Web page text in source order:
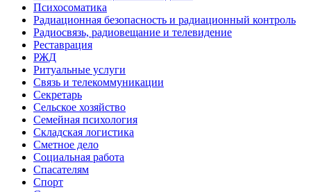
Психосоматика
Радиационная безопасность и радиационный контроль
Радиосвязь, радиовещание и телевидение
Реставрация
РЖД
Ритуальные услуги
Связь и телекоммуникации
Секретарь
Сельское хозяйство
Семейная психология
Складская логистика
Сметное дело
Социальная работа
Спасателям
Спорт